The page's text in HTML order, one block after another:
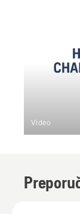
Video